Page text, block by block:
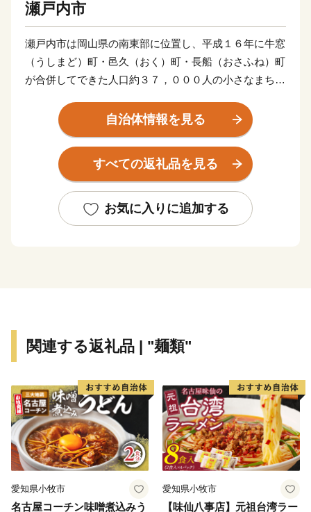
瀬戸内市
瀬戸内市は岡山県の南東部に位置し、平成１６年に牛窓
（うしまど）町・邑久（おく）町・長船（おさふね）町
が合併してできた人口約３７，０００人の小さなまちで
江戸時代に朝鮮通信使の寄港地として栄えた古い街並み
が残る市南部の牛窓町は多くの観光客が訪れる風光明媚
な港町です。牛窓オリーブ園の高台から望む瀬戸内海の
しょう。
に里帰りした国宝「山鳥毛」の山野が燃えるようにも見
備前長船刀剣博物館にてこの地で古より受け継がれてき
た刀剣文化をご鑑賞ください。
３町それぞれの魅力が詰まった瀬戸内市に是非一度お越
しください。
自治体情報を見る
すべての返礼品を見る
お気に入りに追加する
関連する返礼品 | "麺類"
愛知県小牧市
名古屋コーチン味噌煮込みう
愛知県小牧市
【味仙八事店】元祖台湾ラー